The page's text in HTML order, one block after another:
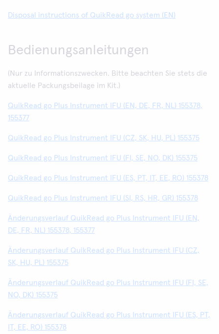
Disposal instructions of QuikRead go system (EN)
Bedienungsanleitungen
(Nur zu Informationszwecken. Bitte beachten Sie stets die
aktuelle Packungsbeilage im Kit.)
QuikRead go Plus Instrument IFU (EN, DE, FR, NL) 155378,
155377
QuikRead go Plus Instrument IFU (CZ, SK, HU, PL) 155375
QuikRead go Plus Instrument IFU (FI, SE, NO, DK) 155375
QuikRead go Plus Instrument IFU (ES, PT, IT, EE, RO) 155378
QuikRead go Plus Instrument IFU (SI, RS, HR, GR) 155378
Änderungsverlauf QuikRead go Plus Instrument IFU (EN,
DE, FR, NL) 155378, 155377
Änderungsverlauf QuikRead go Plus Instrument IFU (CZ,
SK, HU, PL) 155375
Änderungsverlauf QuikRead go Plus Instrument IFU (FI, SE,
NO, DK) 155375
Änderungsverlauf QuikRead go Plus Instrument IFU (ES, PT,
IT, EE, RO) 155378